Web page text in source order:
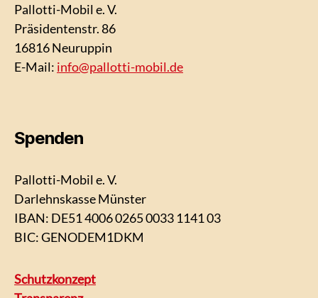
Pallotti-Mobil e. V.
Präsidentenstr. 86
16816 Neuruppin
E-Mail: info@pallotti-mobil.de
Spenden
Pallotti-Mobil e. V.
Darlehnskasse Münster
IBAN: DE51 4006 0265 0033 1141 03
BIC: GENODEM1DKM
Schutzkonzept